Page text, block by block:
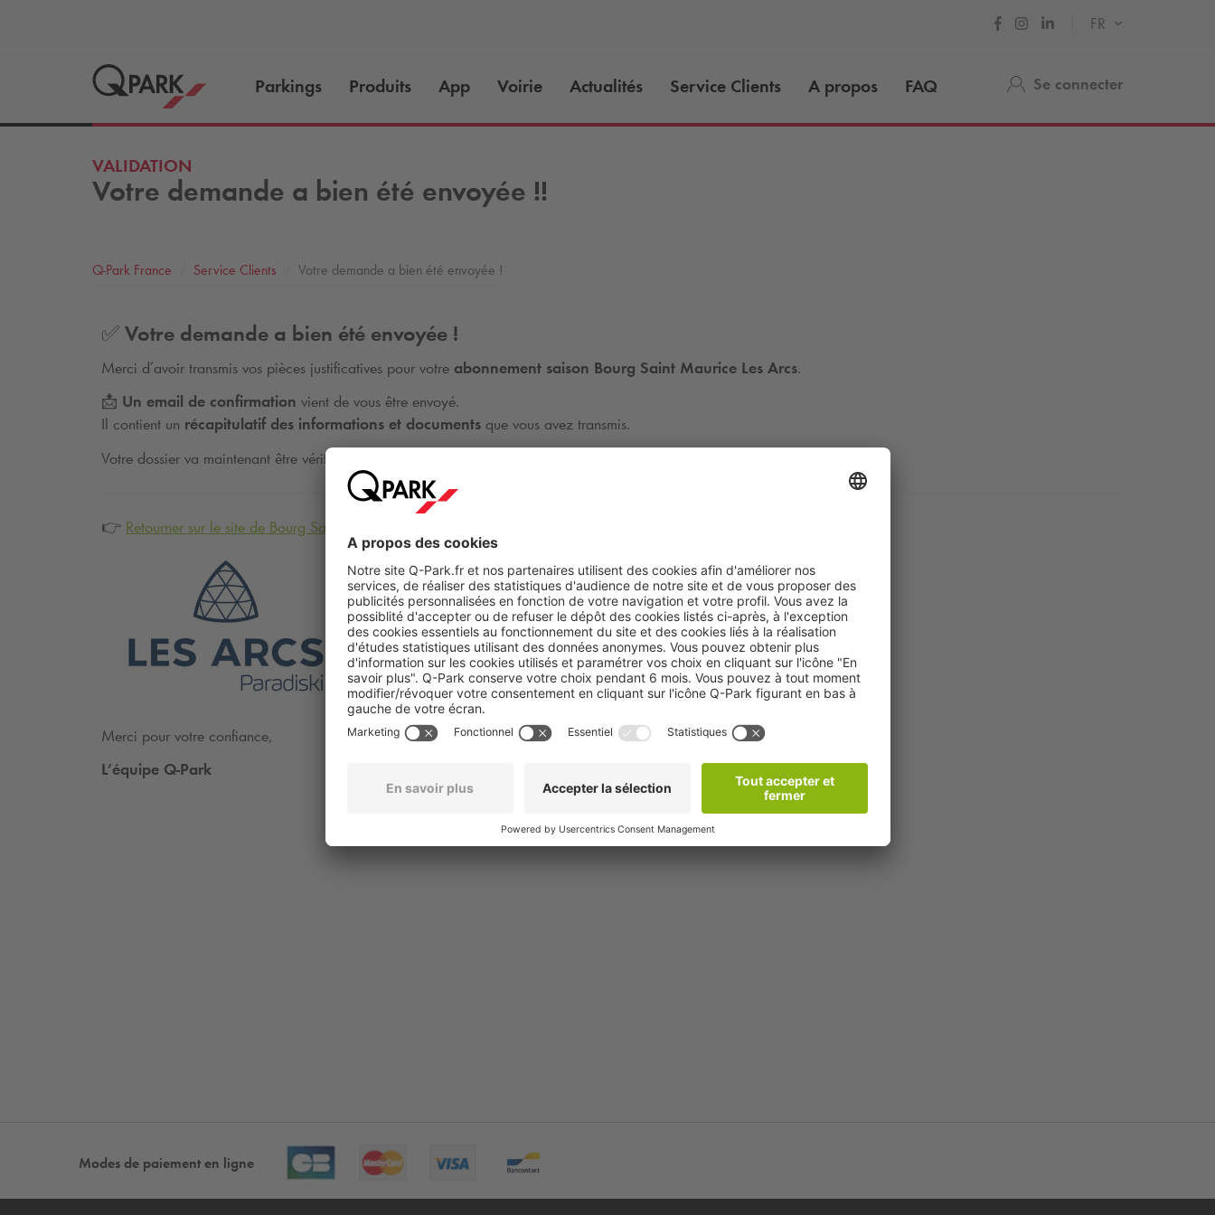
FR
Parkings Produits App Voirie Actualités Service Clients A propos FAQ Se connecter
VALIDATION
Votre demande a bien été envoyée !!
Q-Park France Service Clients Votre demande a bien été envoyée !
✅ Votre demande a bien été envoyée !
Merci d’avoir transmis vos pièces justificatives pour votre abonnement saison Bourg Saint Maurice Les Arcs.
📩 Un email de confirmation vient de vous être envoyé.
Il contient un récapitulatif des informations et documents que vous avez transmis.
Votre dossier va maintenant être vérifié par nos équipes.
👉 Retourner sur le site de Bourg Saint Maurice Les Arcs
Merci pour votre confiance,
L’équipe Q-Park
Modes de paiement en ligne